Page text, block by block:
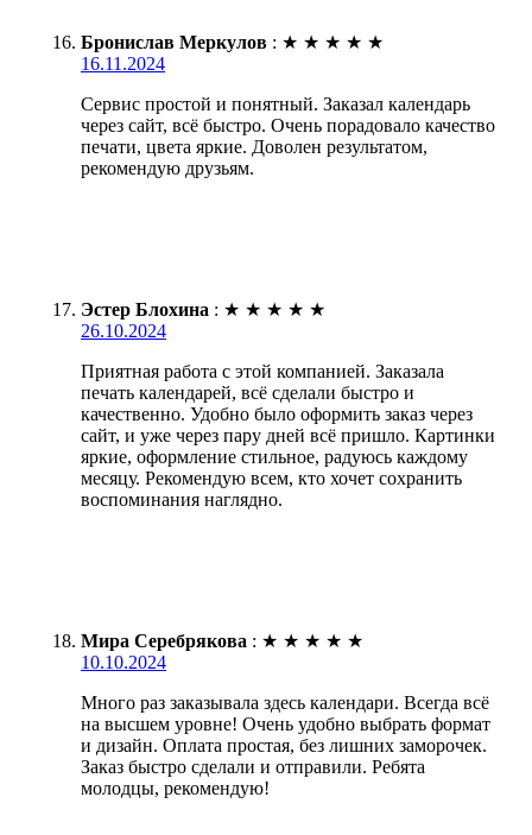
Бронислав Меркулов : ★ ★ ★ ★ ★
16.11.2024
Сервис простой и понятный. Заказал календарь
через сайт, всё быстро. Очень порадовало качество
печати, цвета яркие. Доволен результатом,
рекомендую друзьям.
Эстер Блохина : ★ ★ ★ ★ ★
26.10.2024
Приятная работа с этой компанией. Заказала
печать календарей, всё сделали быстро и
качественно. Удобно было оформить заказ через
сайт, и уже через пару дней всё пришло. Картинки
яркие, оформление стильное, радуюсь каждому
месяцу. Рекомендую всем, кто хочет сохранить
воспоминания наглядно.
Мира Серебрякова : ★ ★ ★ ★ ★
10.10.2024
Много раз заказывала здесь календари. Всегда всё
на высшем уровне! Очень удобно выбрать формат
и дизайн. Оплата простая, без лишних заморочек.
Заказ быстро сделали и отправили. Ребята
молодцы, рекомендую!